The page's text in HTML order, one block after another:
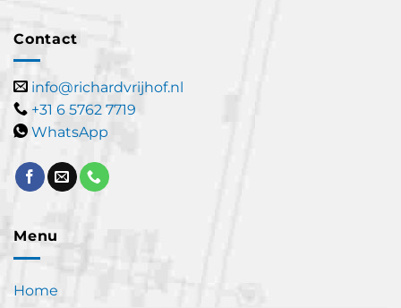
Contact
info@richardvrijhof.nl
+31 6 5762 7719
WhatsApp
Menu
Home